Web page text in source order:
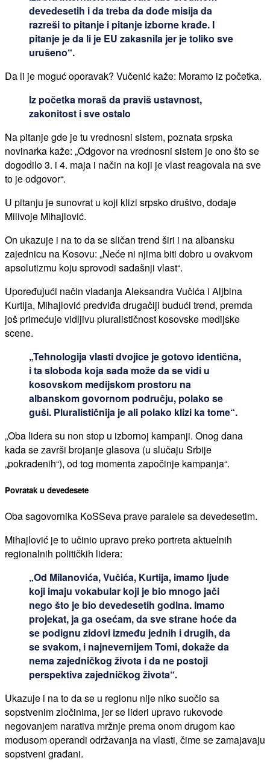
devedesetih i da treba da dođe misija da
razreši to pitanje i pitanje izborne krađe. I
pitanje je da li je EU zakasnila jer je toliko sve
urušeno“.
Da li je moguć oporavak? Vučenić kaže: Moramo iz početka.
Iz početka moraš da praviš ustavnost,
zakonitost i sve ostalo
Na pitanje gde je tu vrednosni sistem, poznata srpska
novinarka kaže: „Odgovor na vrednosni sistem je ono što se
dogodilo 3. i 4. maja i način na koji je vlast reagovala na sve
to je odgovor“.
U pitanju je sunovrat u koji klizi srpsko društvo, dodaje
Milivoje Mihajlović.
On ukazuje i na to da se sličan trend širi i na albansku
zajednicu na Kosovu: „Neće ni njima biti dobro u ovakvom
apsolutizmu koju sprovodi sadašnji vlast“.
Upoređujući način vladanja Aleksandra Vučića i Aljbina
Kurtija, Mihajlović predviđa drugačiji budući trend, premda
još primećuje vidljivu pluralističnost kosovske medijske
scene.
„Tehnologija vlasti dvojice je gotovo identična,
i ta sloboda koja sada može da se vidi u
kosovskom medijskom prostoru na
albanskom govornom području, polako se
guši. Pluralističnija je ali polako klizi ka tome“.
„Oba lidera su non stop u izbornoj kampanji. Onog dana
kada se završi brojanje glasova (u slučaju Srbije
„pokradenih“), od tog momenta započinje kampanja“.
Povratak u devedesete
Oba sagovornika KoSSeva prave paralele sa devedesetim.
Mihajlović je to učinio upravo preko portreta aktuelnih
regionalnih političkih lidera:
„Od Milanovića, Vučića, Kurtija, imamo ljude
koji imaju vokabular koji je bio mnogo jači
nego što je bio devedesetih godina. Imamo
projekat, ja ga osećam, da sve strane hoće da
se podignu zidovi između jednih i drugih, da
se svakom, i najnevernijem Tomi, dokaže da
nema zajedničkog života i da ne postoji
perspektiva zajedničkog života“.
Ukazuje i na to da se u regionu nije niko suočio sa
sopstvenim zločinima, jer se lideri upravo rukovode
negovanjem narativa mržnje prema onom drugom kao
modusom operandi održavanja na vlasti, čime se zamajavaju
sopstveni građani.